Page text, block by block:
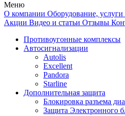
Меню
О компании Оборудование,
Акции Видео и статьи Отзывы
Противоугонные комплексы
Автосигнализации
Autolis
Excellent
Pandora
Starline
Дополнительная защита
Блокировка разъема
Защита Электронного